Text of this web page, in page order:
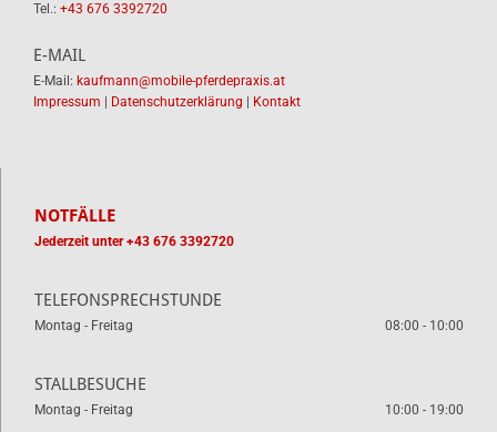
Tel.: +43 676 3392720
E-MAIL
E-Mail: kaufmann@mobile-pferdepraxis.at
Impressum
Datenschutzerklärung Kontakt
NOTFÄLLE
Jederzeit unter+43 676 3392720
TELEFONSPRECHSTUNDE
Montag - Freitag 08:00 - 10:00
STALLBESUCHE
Montag - Freitag 10:00 - 19:00